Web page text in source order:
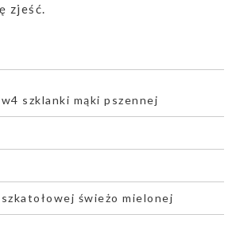
zjeść.
szklanki mąki pszennej
świeżo mielonej